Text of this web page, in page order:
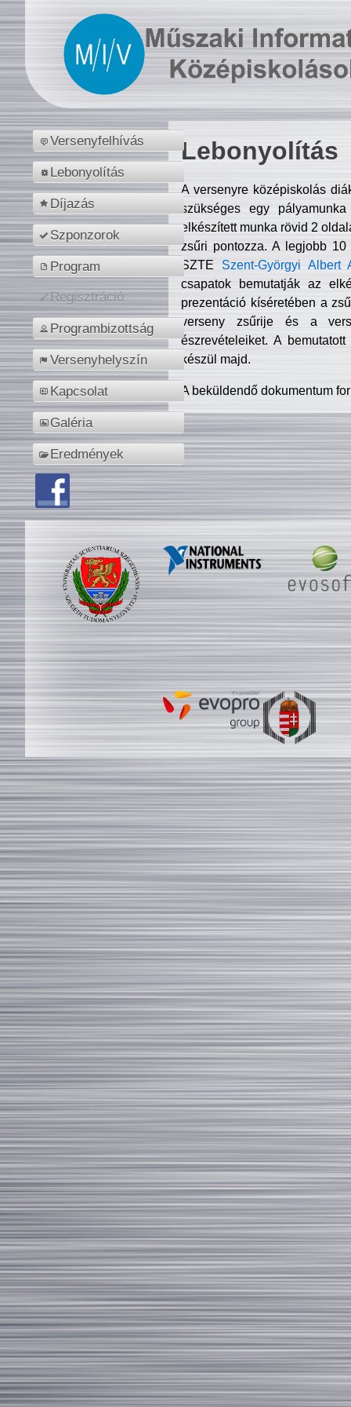
Versenyfelhívás
Lebonyolítás
Díjazás
Szponzorok
Program
Regisztráció
Programbizottság
Versenyhelyszín
Kapcsolat
Galéria
Eredmények
Lebonyolítás
A versenyre középiskolás
szükséges egy
elkészített munka rövid 2
zsűri pontozza. A legjobb
SZTE Szent-Györgyi Albert
csapatok bemutatják az
prezentáció kíséretében a
verseny zsűrije és a
észrevételeiket. A
készül majd.
A beküldendő dokumentum